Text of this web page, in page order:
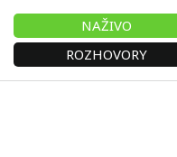
NAŽIVO
ROZHOVORY